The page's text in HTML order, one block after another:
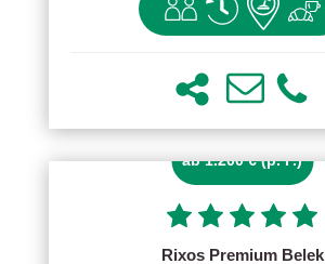
ab 1.200 € (p. P.)
Rixos Premium Belek